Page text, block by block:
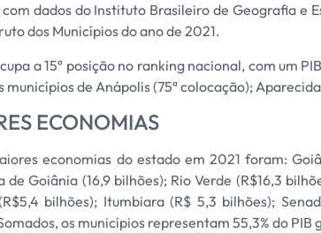
dados do Instituto Brasileiro de Geografia e
dos Municípios do ano de 2021.
a 15ª posição no ranking nacional, com um
municípios de Anápolis (75ª colocação);
ECONOMIAS
economias do estado em 2021 foram:
de Goiânia (16,9 bilhões); Rio Verde (R$16,3
bilhões); Itumbiara (R$ 5,3 bilhões);
os municípios representam 55,3% do PIB